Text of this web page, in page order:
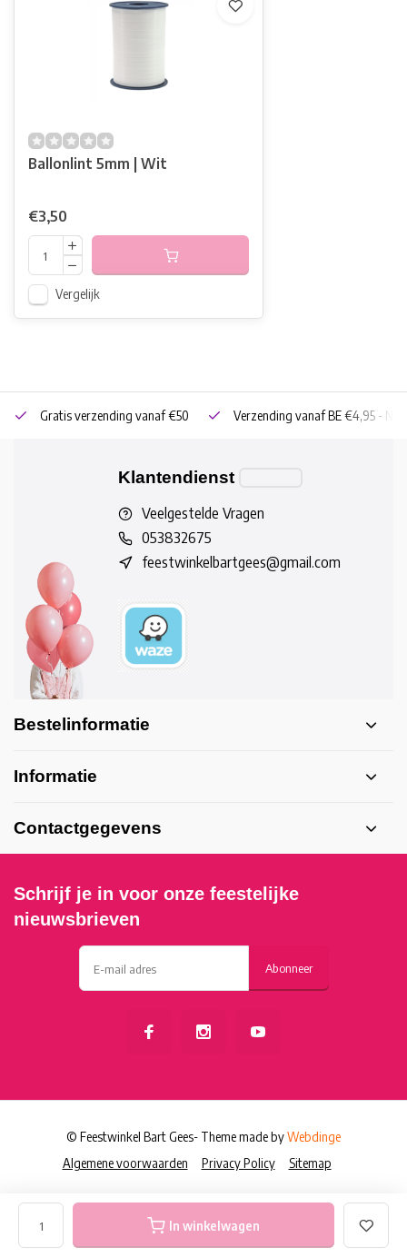
In winkelwagen
Ballonlint 5mm | Wit
€3,50
Vergelijk
Gratis verzending vanaf €50 Verzending vanaf BE €4,95 - NL
Klantendienst
Veelgestelde Vragen
053832675
feestwinkelbartgees@gmail.com
Bestelinformatie
Informatie
Contactgegevens
Schrijf je in voor onze feestelijke
nieuwsbrieven
Abonneer
Algemene voorwaarden Privacy Policy Sitemap
© Feestwinkel Bart Gees- Theme made byWebdinge